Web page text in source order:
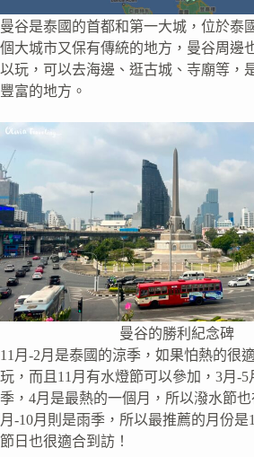
曼谷是泰國的首都和第一大城，位於泰
個大城市又保有傳統的地方，曼谷周邊
以玩，可以去海邊、逛古城、寺廟等，
豐富的地方。
曼谷的勝利紀念碑
11月-2月是泰國的涼季，如果怕熱的很
玩，而且11月有水燈節可以參加，3月-5
季，4月是最熱的一個月，所以潑水節
月-10月則是雨季，所以最推薦的月份是
節日也很適合到訪！